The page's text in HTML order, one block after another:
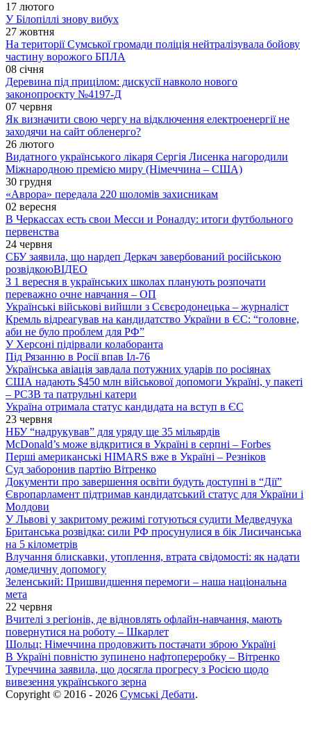
17 лютого
У Білопіллі знову вибух
27 жовтня
На території Сумської громади поліція нейтралізувала бойову
частину ворожого БПЛА
08 січня
Деревина під прицілом: дискусії навколо нового
законопроєкту №4197-Д
07 червня
Як визначити свою чергу на відключення електроенергії не
заходячи на сайт обленерго?
26 лютого
Видатного українського лікаря Сергія Лисенка нагородили
Міжнародною премією миру (Німеччина – США)
30 грудня
«Аврора» передала 220 шоломів захисникам
02 вересня
В Черкассах есть свои Месси и Роналду: итоги футбольного
первенства
24 червня
СБУ заявила, що нардеп Деркач завербований російською
розвідкоюВІДЕО
З 1 вересня в українських школах планують розпочати
переважно очне навчання – ОП
Українські військові вийшли з Сєвєродонецька – журналіст
Кремль відреагував на кандидатство України в ЄС: “головне,
аби не було проблем для РФ”
У Херсоні підірвали колаборанта
Під Рязанню в Росії впав Іл-76
Українська авіація завдала потужних ударів по росіянах
США надають $450 млн військової допомоги Україні, у пакеті
– РСЗВ та патрульні катери
Україна отримала статус кандидата на вступ в ЄС
23 червня
НБУ “надрукував” для уряду ще 35 мільярдів
McDonald’s може відкритися в Україні в серпні – Forbes
Перші американські HIMARS вже в Україні – Резніков
Суд заборонив партію Вітренко
Документи про завершення освіти будуть доступні в “Дії”
Європарламент підтримав кандидатський статус для України і
Молдови
У Львові у закритому режимі готуються судити Медведчука
Британська розвідка: сили РФ просунулися в бік Лисичанська
на 5 кілометрів
Влучання блискавки, утоплення, втрата свідомості: як надати
домедичну допомогу
Зеленський: Пришвидшення перемоги – наша національна
мета
22 червня
Вчителі з регіонів, де відновлять офлайн-навчання, мають
повернутися на роботу – Шкарлет
Шольц: Німеччина продовжить постачати зброю Україні
В Україні повністю зупинено нафтопереробку – Вітренко
Туреччина заявила, що досягла прогресу з Росією щодо
вивезення українського зерна
Copyright © 2016 - 2026 Сумські Дебати.